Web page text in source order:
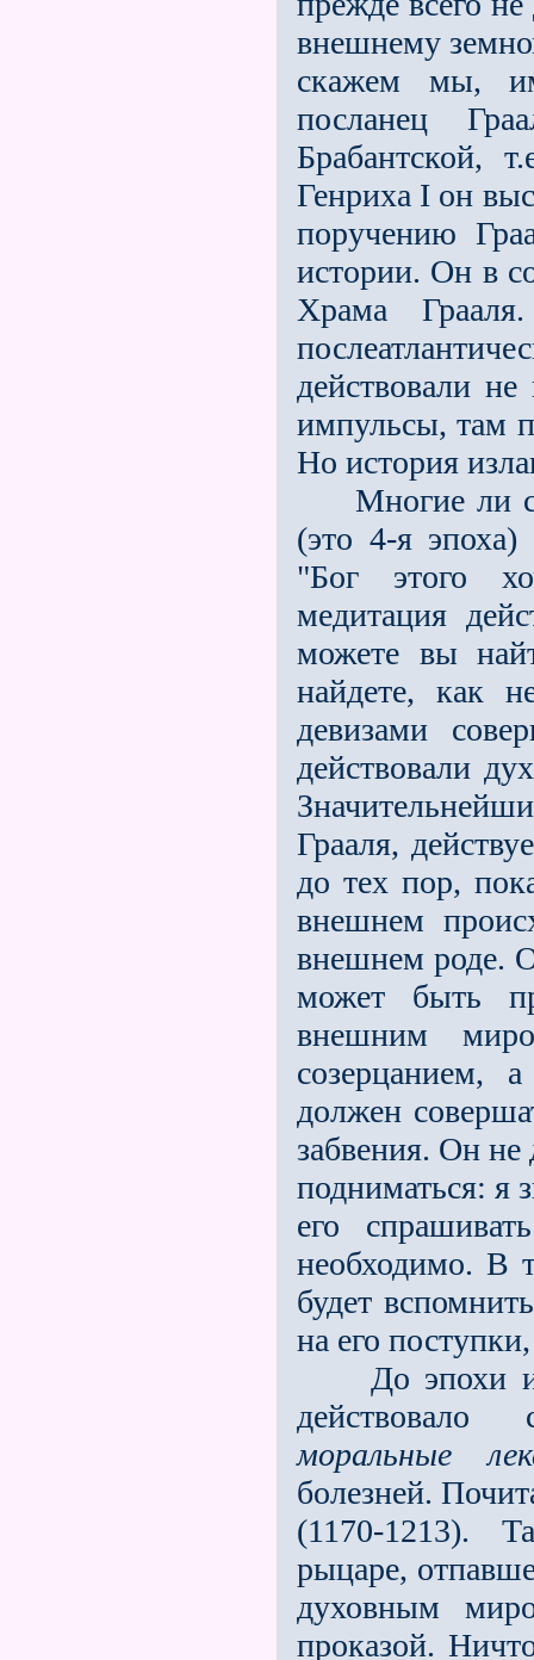
внешнему
скажем мы,
посланец
Брабантской,
Генриха I он
поручению
истории. Он в
Храма
действовали
импульсы, там
Но история
Многие ли
(это 4-я
"Бог этого
медитация
можете вы
найдeте, как
девизами
действовали
Грааля,
до тех пор,
внешнем
внешнем роде.
может быть
внешним
созерцанием,
должен
забвения. Он
подниматься: я
его
необходимо. В
будет
на его
До эпохи
действовало
моральные
болезней.
(1170-1213).
рыцаре,
духовным
проказой.